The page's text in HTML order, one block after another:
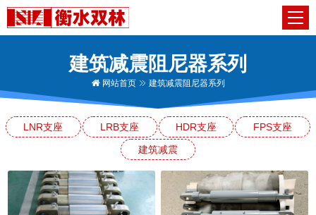
建筑减震阻尼器系列
网站首页 建筑减震阻尼器系列
LNR支座 LRB支座 HDR支座
FPS支座
建筑减震